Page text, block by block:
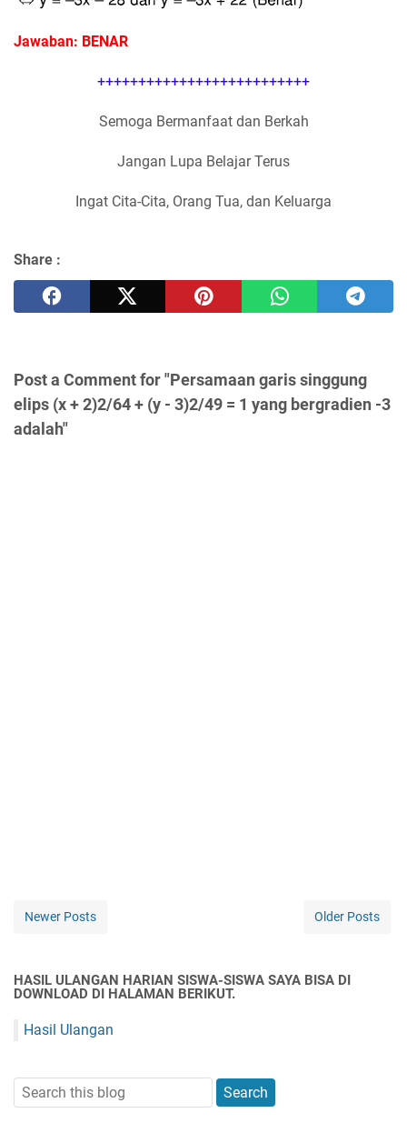
Jawaban: BENAR
++++++++++++++++++++++++++
Semoga Bermanfaat dan Berkah
Jangan Lupa Belajar Terus
Ingat Cita-Cita, Orang Tua, dan Keluarga
Share :
Post a Comment for "Persamaan garis singgung
elips (x + 2)2/64 + (y - 3)2/49 = 1 yang bergradien -3
adalah"
Newer Posts Older Posts
HASIL ULANGAN HARIAN SISWA-SISWA SAYA BISA DI
DOWNLOAD DI HALAMAN BERIKUT.
Hasil Ulangan